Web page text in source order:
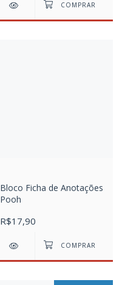
Bloco Ficha de Anotações
Pooh
R$17,90